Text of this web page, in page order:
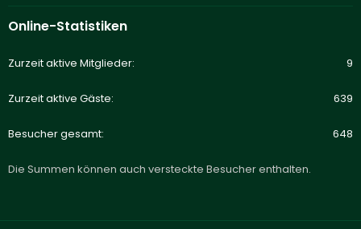
Online-Statistiken
Zurzeit aktive Mitglieder 9
Zurzeit aktive Gäste 639
Besucher gesamt 648
Die Summen können auch versteckte Besucher enthalten.